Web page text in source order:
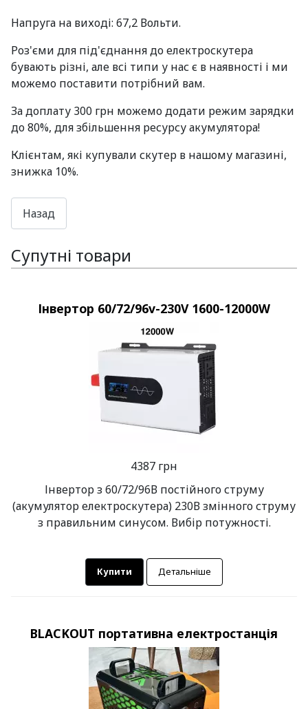
Напруга на виході: 67,2 Вольти.
Роз'єми для під'єднання до електроскутера
бувають різні, але всі типи у нас є в наявності і ми
можемо поставити потрібний вам.
За доплату 300 грн можемо додати режим зарядки
до 80%, для збільшення ресурсу акумулятора!
Клієнтам, які купували скутер в нашому магазині,
знижка 10%.
Супутні товари
Інвертор 60/72/96v-230V 1600-12000W
4387 грн
Інвертор з 60/72/96В постійного струму
(акумулятор електроскутера) 230В змінного струму
з правильним синусом. Вибір потужності.
Купити Детальніше
BLACKOUT портативна електростанція